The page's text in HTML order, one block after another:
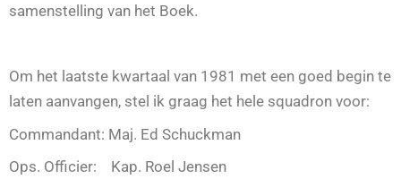
samenstelling van het Boek.
Om het laatste kwartaal van 1981 met een goed begin te
laten aanvangen, stel ik graag het hele squadron voor:
Commandant: Maj. Ed Schuckman
Ops. Officier: Kap. Roel Jensen